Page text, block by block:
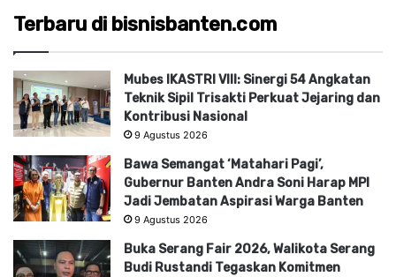
Terbaru di bisnisbanten.com
Mubes IKASTRI VIII: Sinergi 54 Angkatan
Teknik Sipil Trisakti Perkuat Jejaring dan
Kontribusi Nasional
9 Agustus 2026
Bawa Semangat ‘Matahari Pagi’,
Gubernur Banten Andra Soni Harap MPI
Jadi Jembatan Aspirasi Warga Banten
9 Agustus 2026
Buka Serang Fair 2026, Walikota Serang
Budi Rustandi Tegaskan Komitmen